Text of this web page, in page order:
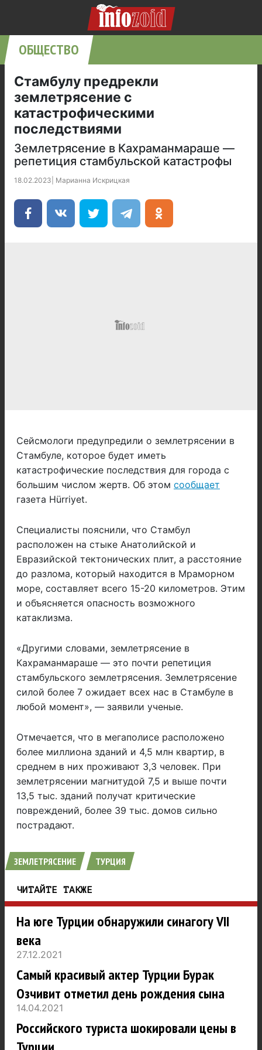
ОБЩЕСТВО
Стамбулу предрекли
землетрясение с
катастрофическими
последствиями
Землетрясение в Кахраманмараше —
репетиция стамбульской катастрофы
18.02.2023 Марианна Искрицкая
Сейсмологи предупредили о землетрясении в
Стамбуле, которое будет иметь
катастрофические последствия для города с
большим числом жертв. Об этом сообщает
газета Hürriyet.
Специалисты пояснили, что Стамбул
расположен на стыке Анатолийской и
Евразийской тектонических плит, а расстояние
до разлома, который находится в Мраморном
море, составляет всего 15-20 километров. Этим
и объясняется опасность возможного
катаклизма.
«Другими словами, землетрясение в
Кахраманмараше — это почти репетиция
стамбульского землетрясения. Землетрясение
силой более 7 ожидает всех нас в Стамбуле в
любой момент», — заявили ученые.
Отмечается, что в мегаполисе расположено
более миллиона зданий и 4,5 млн квартир, в
среднем в них проживают 3,3 человек. При
землетрясении магнитудой 7,5 и выше почти
13,5 тыс. зданий получат критические
повреждений, более 39 тыс. домов сильно
пострадают.
ЗЕМЛЕТРЯСЕНИЕ ТУРЦИЯ
ЧИТАЙТЕ ТАКЖЕ
На юге Турции обнаружили синагогу VII
века
27.12.2021
Самый красивый актер Турции Бурак
Озчивит отметил день рождения сына
14.04.2021
Российского туриста шокировали цены в